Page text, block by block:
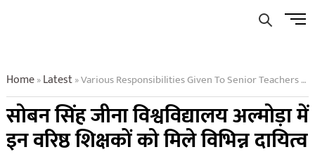
Menu
Home»Latest»Various Responsibilities Given To Senior Teachers In Ssju Almora
सोबन सिंह जीना विश्वविद्यालय अल्मोड़ा में
इन वरिष्ठ शिक्षकों को मिले विभिन्न दायित्व